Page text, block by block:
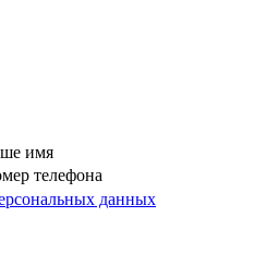
имя
телефона
данных